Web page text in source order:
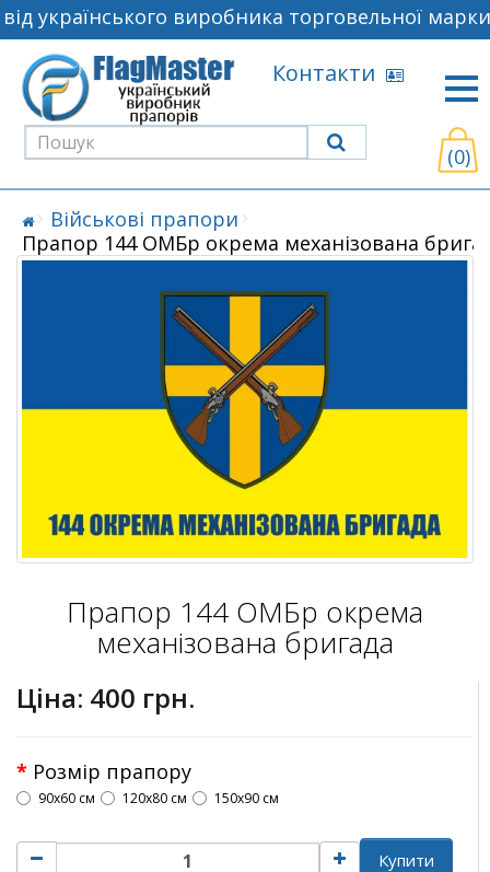
українського виробника торговельної
Контакти
(0)
Військові прапори
Прапор 144 ОМБр окрема механізована
Прапор 144 ОМБр окрема
механізована бригада
Ціна: 400 грн.
Розмір прапору
90х60 см 120х80 см 150х90 см
Купити